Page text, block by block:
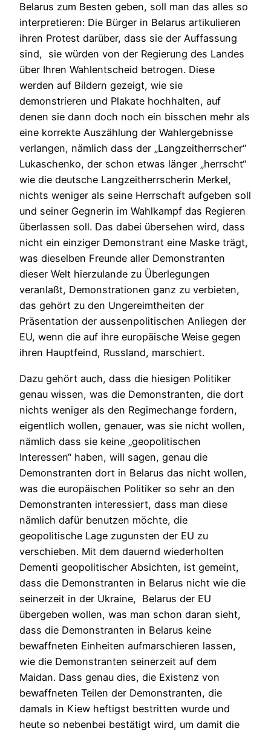
Belarus zum Besten geben, soll man das alles so
interpretieren: Die Bürger in Belarus artikulieren
ihren Protest darüber, dass sie der Auffassung
sind, sie würden von der Regierung des Landes
über Ihren Wahlentscheid betrogen. Diese
werden auf Bildern gezeigt, wie sie
demonstrieren und Plakate hochhalten, auf
denen sie dann doch noch ein bisschen mehr als
eine korrekte Auszählung der Wahlergebnisse
verlangen, nämlich dass der „Langzeitherrscher“
Lukaschenko, der schon etwas länger „herrscht“
wie die deutsche Langzeitherrscherin Merkel,
nichts weniger als seine Herrschaft aufgeben soll
und seiner Gegnerin im Wahlkampf das Regieren
überlassen soll. Das dabei übersehen wird, dass
nicht ein einziger Demonstrant eine Maske trägt,
was dieselben Freunde aller Demonstranten
dieser Welt hierzulande zu Überlegungen
veranlaßt, Demonstrationen ganz zu verbieten,
das gehört zu den Ungereimtheiten der
Präsentation der aussenpolitischen Anliegen der
EU, wenn die auf ihre europäische Weise gegen
ihren Hauptfeind, Russland, marschiert.
Dazu gehört auch, dass die hiesigen Politiker
genau wissen, was die Demonstranten, die dort
nichts weniger als den Regimechange fordern,
eigentlich wollen, genauer, was sie nicht wollen,
nämlich dass sie keine „geopolitischen
Interessen“ haben, will sagen, genau die
Demonstranten dort in Belarus das nicht wollen,
was die europäischen Politiker so sehr an den
Demonstranten interessiert, dass man diese
nämlich dafür benutzen möchte, die
geopolitische Lage zugunsten der EU zu
verschieben. Mit dem dauernd wiederholten
Dementi geopolitischer Absichten, ist gemeint,
dass die Demonstranten in Belarus nicht wie die
seinerzeit in der Ukraine, Belarus der EU
übergeben wollen, was man schon daran sieht,
dass die Demonstranten in Belarus keine
bewaffneten Einheiten aufmarschieren lassen,
wie die Demonstranten seinerzeit auf dem
Maidan. Dass genau dies, die Existenz von
bewaffneten Teilen der Demonstranten, die
damals in Kiew heftigst bestritten wurde und
heute so nebenbei bestätigt wird, um damit die